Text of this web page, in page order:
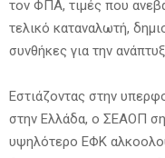
τον ΦΠΑ, τιμές που
τελικό καταναλωτή,
συνθήκες για την
Εστιάζοντας στην
στην Ελλάδα, ο ΣΕΑΟΠ
υψηλότερο ΕΦΚ